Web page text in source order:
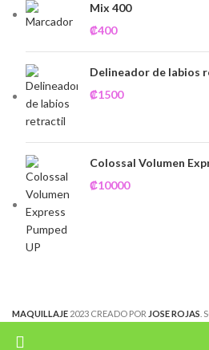
Mix 400
₡400
Delineador de labios
₡1500
Colossal Volumen
₡10000
MAQUILLAJE 2023 CREADO POR JOSE ROJAS .